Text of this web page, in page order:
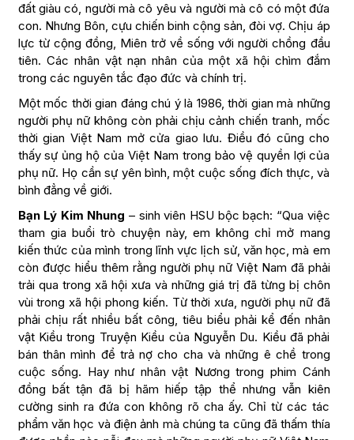
đất giàu có, người mà cô yêu và người mà cô có một đứa
con. Nhưng Bôn, cựu chiến binh cộng sản, đòi vợ. Chịu áp
lực từ cộng đồng, Miên trở về sống với người chồng đầu
tiên. Các nhân vật nạn nhân của một xã hội chìm đắm
trong các nguyên tắc đạo đức và chính trị.
Một mốc thời gian đáng chú ý là 1986, thời gian mà những
người phụ nữ không còn phải chịu cảnh chiến tranh, mốc
thời gian Việt Nam mở cửa giao lưu. Điều đó cũng cho
thấy sự ủng hộ của Việt Nam trong bảo vệ quyền lợi của
phụ nữ. Họ cần sự yên bình, một cuộc sống đích thực, và
bình đẳng về giới.
Bạn Lý Kim Nhung – sinh viên HSU bộc bạch: “Qua việc
tham gia buổi trò chuyện này, em không chỉ mở mang
kiến thức của mình trong lĩnh vực lịch sử, văn học, mà em
còn được hiểu thêm rằng người phụ nữ Việt Nam đã phải
trải qua trong xã hội xưa và những giá trị đã từng bị chôn
vùi trong xã hội phong kiến. Từ thời xưa, người phụ nữ đã
phải chịu rất nhiều bất công, tiêu biểu phải kể đến nhân
vật Kiều trong Truyện Kiều của Nguyễn Du. Kiều đã phải
bán thân mình để trả nợ cho cha và những ê chề trong
cuộc sống. Hay như nhân vật Nương trong phim Cánh
đồng bất tận đã bị hãm hiếp tập thể nhưng vẫn kiên
cường sinh ra đứa con không rõ cha ấy. Chỉ từ các tác
phẩm văn học và điện ảnh mà chúng ta cũng đã thấm thía